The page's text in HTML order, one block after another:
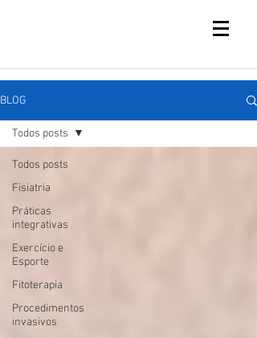
BLOG
Todos posts
Fisiatria
Práticas
integrativas
Exercício e
Esporte
Fitoterapia
Procedimentos
invasivos
Todos posts